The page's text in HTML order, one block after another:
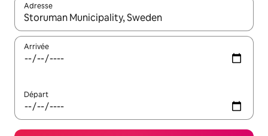
Adresse
Lorsque les résultats s'affichent, utilisez les flèches vers le
Arrivée
Départ